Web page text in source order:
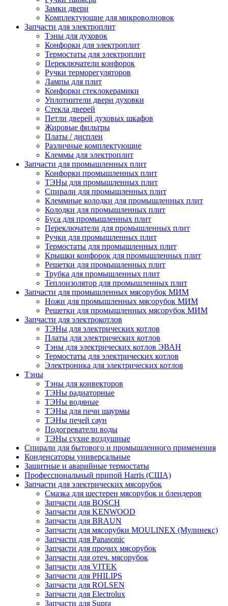
Замки двери
Комплектующие для микроволновок
Запчасти для электроплит
Тэны для духовок
Конфорки для электроплит
Термостаты для электроплит
Переключатели конфорок
Ручки терморегуляторов
Лампы для плит
Конфорки стеклокерамики
Уплотнители двери духовки
Стекла дверей
Петли дверей духовых шкафов
Жировые фильтры
Платы / дисплеи
Различные комплектующие
Клеммы для электроплит
Запчасти для промышленных плит
Конфорки промышленных плит
ТЭНы для промышленных плит
Спирали для промышленных плит
Клеммные колодки для промышленных плит
Колодки для промышленных плит
Буса для промышленных плит
Переключатели для промышленных плит
Ручки для промышленных плит
Термостаты для промышленных плит
Крышки конфорок для промышленных плит
Решетки для промышленных плит
Трубка для промышленных плит
Теплоизолятор для промышленных плит
Запчасти для промышленных мясорубок МИМ
Ножи для промышленных мясорубок МИМ
Решетки для промышленных мясорубок МИМ
Запчасти для электрокотлов
ТЭНы для электрических котлов
Платы для электрических котлов
Тэны для электрических котлов ЭВАН
Термостаты для электрических котлов
Электроника для электрических котлов
Тэны
Тэны для конвекторов
ТЭНы радиаторные
ТЭНы водяные
ТЭНы для печи шаурмы
ТЭНы печей саун
Подогреватели воды
ТЭНы сухие воздушные
Спирали для бытового и промышленного применения
Конденсаторы универсальные
Защитные и аварийные термостаты
Профессиональный припой Harris (США)
Запчасти для электрических мясорубок
Смазка для шестерен мясорубок и блендеров
Запчасти для BOSCH
Запчасти для KENWOOD
Запчасти для BRAUN
Запчасти для мясорубки MOULINEX (Мулинекс)
Запчасти для Panasonic
Запчасти для прочих мясорубок
Запчасти для отеч. мясорубок
Запчасти для VITEK
Запчасти для PHILIPS
Запчасти для ROLSEN
Запчасти для Electrolux
Запчасти для Supra